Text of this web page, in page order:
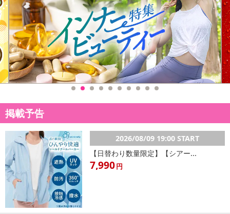
掲載予告
2026/08/09 19:00 START
【日替わり数量限定】【シアー...
7,990円